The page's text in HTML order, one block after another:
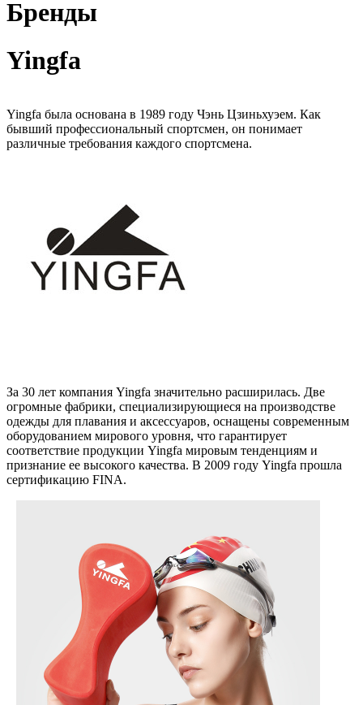
Бренды
Yingfa
Yingfa была основана в 1989 году Чэнь Цзиньхуэем. Как
бывший профессиональный спортсмен, он понимает
различные требования каждого спортсмена.
За 30 лет компания Yingfa значительно расширилась. Две
огромные фабрики, специализирующиеся на производстве
одежды для плавания и аксессуаров, оснащены современным
оборудованием мирового уровня, что гарантирует
соответствие продукции Yingfa мировым тенденциям и
признание ее высокого качества. В 2009 году Yingfa прошла
сертификацию FINA.